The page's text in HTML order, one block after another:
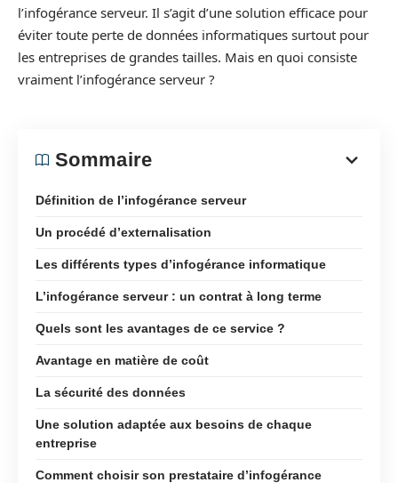
l’infogérance serveur. Il s’agit d’une solution efficace pour
éviter toute perte de données informatiques surtout pour
les entreprises de grandes tailles. Mais en quoi consiste
vraiment l’infogérance serveur ?
Sommaire
Définition de l’infogérance serveur
Un procédé d’externalisation
Les différents types d’infogérance informatique
L’infogérance serveur : un contrat à long terme
Quels sont les avantages de ce service ?
Avantage en matière de coût
La sécurité des données
Une solution adaptée aux besoins de chaque
entreprise
Comment choisir son prestataire d’infogérance